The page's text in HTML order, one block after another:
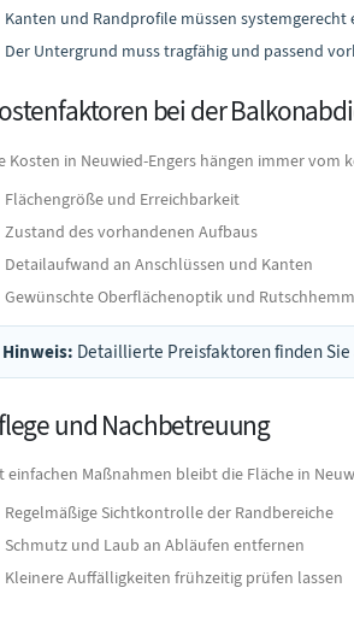
Kanten und Randprofile müssen systemgerecht
Der Untergrund muss tragfähig und passend
bei der
Kosten in Neuwied-Engers hängen immer vom
Flächengröße und Erreichbarkeit
Zustand des vorhandenen Aufbaus
Detailaufwand an Anschlüssen und Kanten
Gewünschte Oberflächenoptik und
Hinweis: Detaillierte Preisfaktoren finden Sie
und Nachbetreuung
einfachen Maßnahmen bleibt die Fläche in
Regelmäßige Sichtkontrolle der Randbereiche
Schmutz und Laub an Abläufen entfernen
Kleinere Auffälligkeiten frühzeitig prüfen lassen